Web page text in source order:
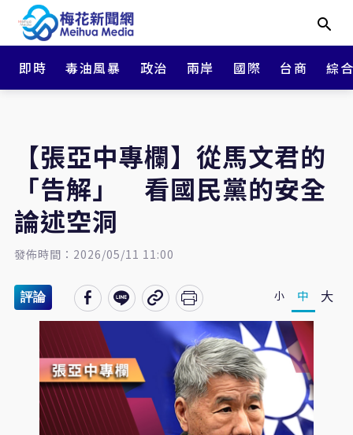
即時 毒油風暴 政治 兩岸 國際 台商 綜
【張亞中專欄】從馬文君的
「告解」 看國民黨的安全
論述空洞
發佈時間：2026/05/11 11:00
評論 小 中 大